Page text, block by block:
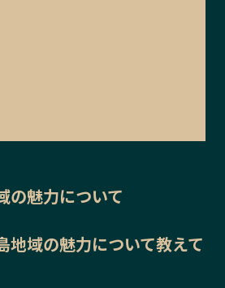
の魅力について
地域の魅力について教えて